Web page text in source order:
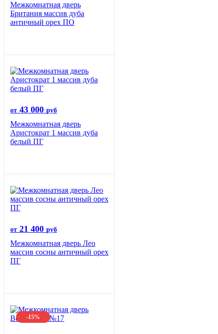
Межкомнатная дверь
Британия массив дуба
античный орех ПО
от 43 000 руб
Межкомнатная дверь
Аристократ 1 массив дуба
белый ПГ
от 21 400 руб
Межкомнатная дверь Лео
массив сосны античный орех
ПГ
-15%